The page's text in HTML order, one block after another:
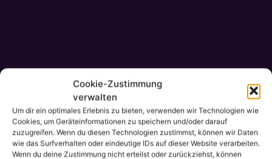
Cookie-Zustimmung
verwalten
Um dir ein optimales Erlebnis zu bieten, verwenden wir Technologien wie
Cookies, um Geräteinformationen zu speichern und/oder darauf
zuzugreifen. Wenn du diesen Technologien zustimmst, können wir Daten
wie das Surfverhalten oder eindeutige IDs auf dieser Website verarbeiten.
Wenn du deine Zustimmung nicht erteilst oder zurückziehst, können